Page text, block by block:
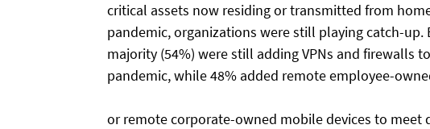
critical assets now residing or transmitted from
pandemic, organizations were still playing catch-up.
majority (54%) were still adding VPNs and firewalls
pandemic, while 48% added remote employee-
or remote corporate-owned mobile devices to meet